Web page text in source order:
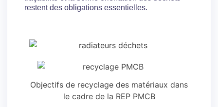
restent des obligations essentielles.
Objectifs de recyclage des matériaux dans
le cadre de la REP PMCB